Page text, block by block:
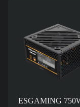
ESGAMING